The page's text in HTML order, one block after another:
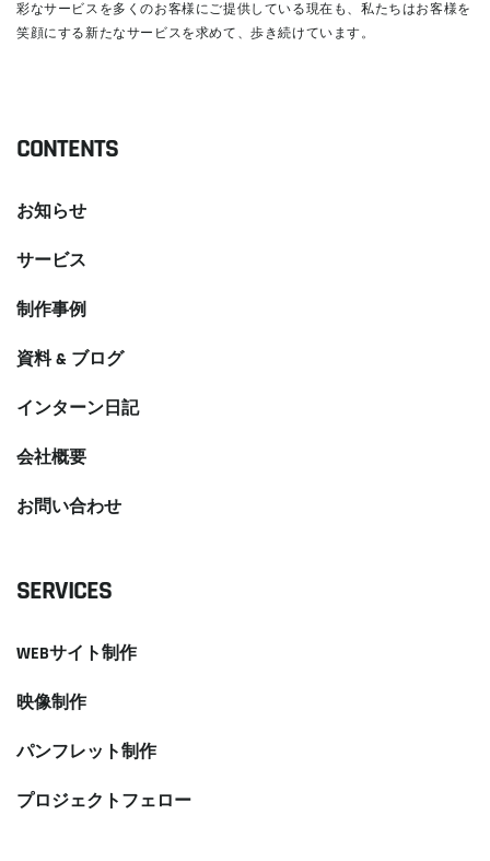
彩なサービスを多くのお客様にご提供している現在も、私たちはお客様を
笑顔にする新たなサービスを求めて、歩き続けています。
CONTENTS
お知らせ
サービス
制作事例
資料 & ブログ
インターン日記
会社概要
お問い合わせ
SERVICES
WEBサイト制作
映像制作
パンフレット制作
プロジェクトフェロー